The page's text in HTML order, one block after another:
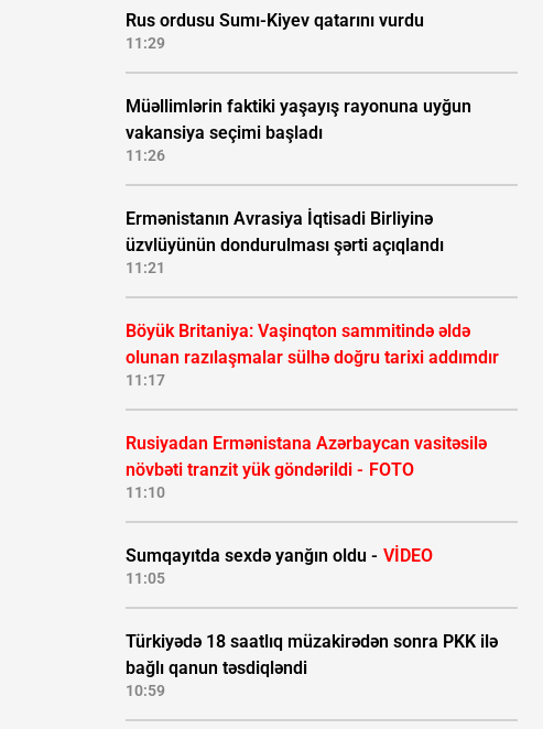
Rus ordusu Sumı-Kiyev qatarını vurdu
11:29
Müəllimlərin faktiki yaşayış rayonuna uyğun
vakansiya seçimi başladı
11:26
Ermənistanın Avrasiya İqtisadi Birliyinə
üzvlüyünün dondurulması şərti açıqlandı
11:21
Böyük Britaniya: Vaşinqton sammitində əldə
olunan razılaşmalar sülhə doğru tarixi addımdır
11:17
Rusiyadan Ermənistana Azərbaycan vasitəsilə
növbəti tranzit yük göndərildi - FOTO
11:10
Sumqayıtda sexdə yanğın oldu - VİDEO
11:05
Türkiyədə 18 saatlıq müzakirədən sonra PKK ilə
bağlı qanun təsdiqləndi
10:59